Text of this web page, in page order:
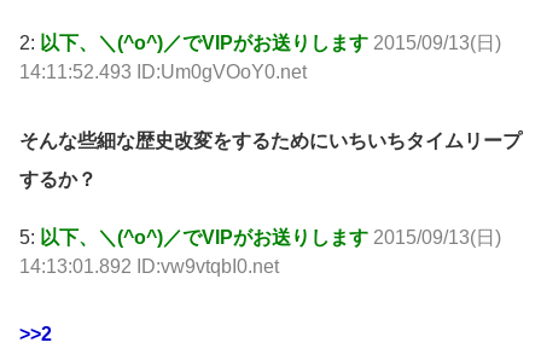
2: 以下、＼(^o^)／でVIPがお送りします 2015/09/13(日)
14:11:52.493 ID:Um0gVOoY0.net
そんな些細な歴史改変をするためにいちいちタイムリープ
するか？
5: 以下、＼(^o^)／でVIPがお送りします 2015/09/13(日)
14:13:01.892 ID:vw9vtqbI0.net
>>2